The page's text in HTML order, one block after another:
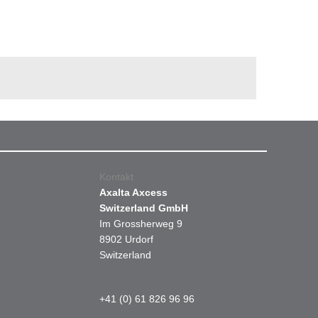
Kontakt
Axalta Axcess
Switzerland GmbH
Im Grossherweg 9
8902 Urdorf
Switzerland
+41 (0) 61 826 96 96